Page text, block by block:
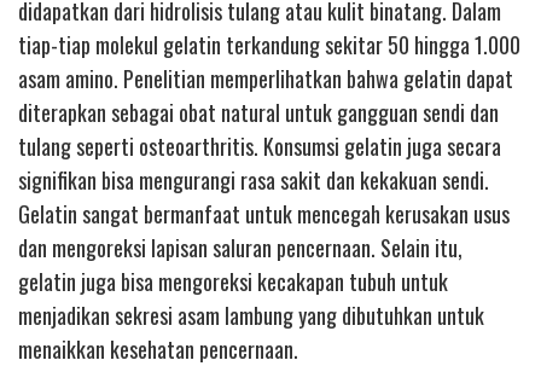
didapatkan dari hidrolisis tulang atau kulit binatang. Dalam
tiap-tiap molekul gelatin terkandung sekitar 50 hingga 1.000
asam amino. Penelitian memperlihatkan bahwa gelatin dapat
diterapkan sebagai obat natural untuk gangguan sendi dan
tulang seperti osteoarthritis. Konsumsi gelatin juga secara
signifikan bisa mengurangi rasa sakit dan kekakuan sendi.
Gelatin sangat bermanfaat untuk mencegah kerusakan usus
dan mengoreksi lapisan saluran pencernaan. Selain itu,
gelatin juga bisa mengoreksi kecakapan tubuh untuk
menjadikan sekresi asam lambung yang dibutuhkan untuk
menaikkan kesehatan pencernaan.